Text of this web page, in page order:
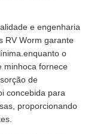
e engenharia
RV Worm garante
o
minhoca fornece
de
concebida para
proporcionando